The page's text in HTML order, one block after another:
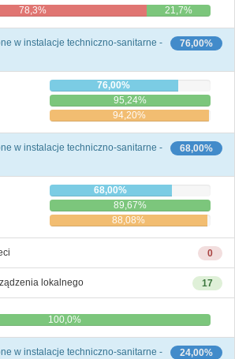
78,3% 21,7%
76,00%
w instalacje techniczno-sanitarne -
76,00%
95,24%
94,20%
68,00%
w instalacje techniczno-sanitarne -
68,00%
89,67%
88,08%
0
17
lokalnego
100,0%
24,00%
w instalacje techniczno-sanitarne -